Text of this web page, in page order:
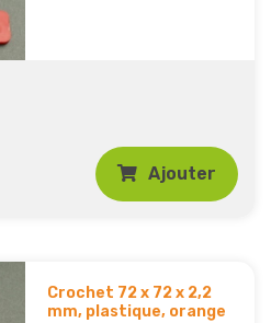
Ajouter
Crochet 72 x 72 x 2,2
mm, plastique, orange